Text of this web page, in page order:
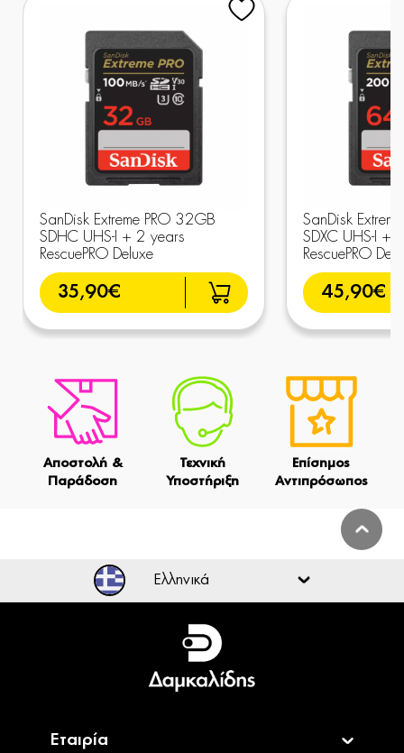
SanDisk Extreme PRO 32GB
SDHC UHS-I + 2 years
RescuePRO Deluxe
35,90€
SanDisk
SDXC UHS-I +
RescuePRO
45,90€
Αποστολή &
Παράδοση
Τεχνική
Υποστήριξη
Επίσημος
Αντιπρόσωπος
Ελληνικά
Ελληνικά
English
Εταιρία